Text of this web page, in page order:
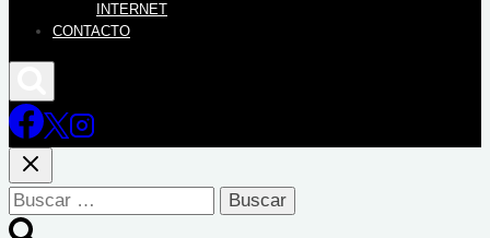
INTERNET
CONTACTO
Buscar: